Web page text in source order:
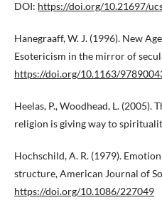
DOI: https://doi.org/10.21697/
Hanegraaff, W. J. (1996). New
Esotericism in the mirror of
https://doi.org/10.1163/
Heelas, P., Woodhead, L.
religion is giving way to
Hochschild, A. R. (1979).
structure, American Journal of
https://doi.org/10.1086/227049